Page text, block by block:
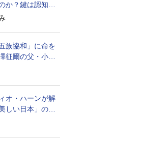
か？鍵は認知の
族協和」に命を
征爾の父・小澤
オ・ハーンが解
しい日本」の秘